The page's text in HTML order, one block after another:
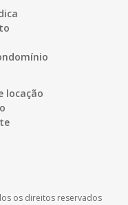
locação
os direitos reservados